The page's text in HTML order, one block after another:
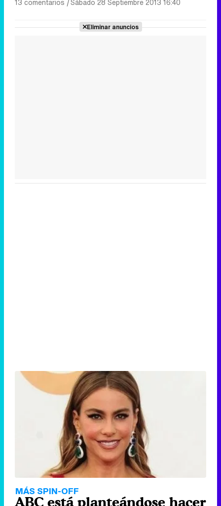
13 comentarios |Sábado 28 Septiembre 2013 16:40
Eliminar anuncios
MÁS SPIN-OFF
ABC está planteándose hacer